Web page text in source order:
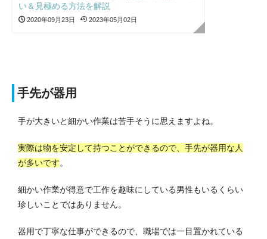
い＆見極める方法を解説
2020年09月23日 2023年05月02日
手先が器用
手が大きいと細かい作業は苦手そうに思えますよね。
実際は物を安定して持つことができるので、手先が器用な人
が多いです。
細かい作業が得意で工作を趣味にしている男性もいるくらい
珍しいことではありません。
器用で丁寧な仕事ができるので、職場では一目置かれている